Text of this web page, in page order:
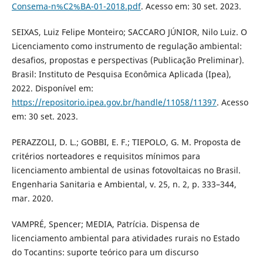
Consema-n%C2%BA-01-2018.pdf. Acesso em: 30 set. 2023.
SEIXAS, Luiz Felipe Monteiro; SACCARO JÚNIOR, Nilo Luiz. O
Licenciamento como instrumento de regulação ambiental:
desafios, propostas e perspectivas (Publicação Preliminar).
Brasil: Instituto de Pesquisa Econômica Aplicada (Ipea),
2022. Disponível em:
https://repositorio.ipea.gov.br/handle/11058/11397. Acesso
em: 30 set. 2023.
PERAZZOLI, D. L.; GOBBI, E. F.; TIEPOLO, G. M. Proposta de
critérios norteadores e requisitos mínimos para
licenciamento ambiental de usinas fotovoltaicas no Brasil.
Engenharia Sanitaria e Ambiental, v. 25, n. 2, p. 333–344,
mar. 2020.
VAMPRÉ, Spencer; MEDIA, Patrícia. Dispensa de
licenciamento ambiental para atividades rurais no Estado
do Tocantins: suporte teórico para um discurso